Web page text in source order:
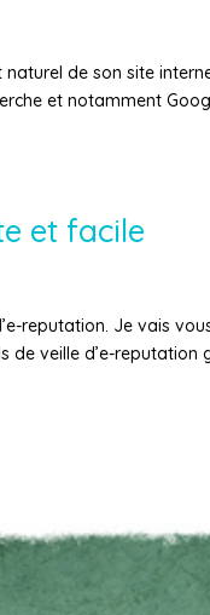
de son site
et notamment
et facile
reputation. Je vais
veille d’e-reputation